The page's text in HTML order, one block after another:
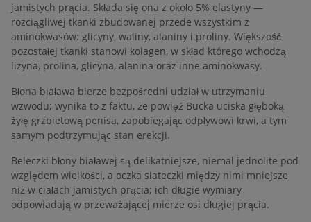
jamistych prącia. Składa się ona z około 5% elastyny —
rozciągliwej tkanki zbudowanej przede wszystkim z
aminokwasów: glicyny, waliny, alaniny i proliny. Większość
pozostałej tkanki stanowi kolagen, w skład którego wchodzą
lizyna, prolina, glicyna, alanina oraz inne aminokwasy.
Błona biaława bierze bezpośredni udział w utrzymaniu
wzwodu; wynika to z faktu, że powięź Bucka uciska głęboką
żyłę grzbietową penisa, zapobiegając odpływowi krwi, a tym
samym podtrzymując stan erekcji.
Beleczki błony białawej są delikatniejsze, niemal jednolite pod
względem wielkości, a oczka siateczki między nimi mniejsze
niż w ciałach jamistych prącia; ich długie wymiary
odpowiadają w przeważającej mierze osi długiej prącia.